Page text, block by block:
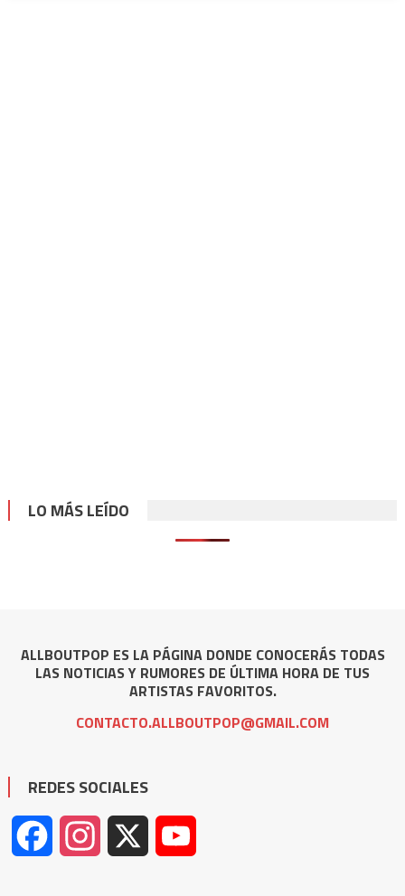
LO MÁS LEÍDO
ALLBOUTPOP ES LA PÁGINA DONDE CONOCERÁS TODAS
LAS NOTICIAS Y RUMORES DE ÚLTIMA HORA DE TUS
ARTISTAS FAVORITOS.
CONTACTO.ALLBOUTPOP@GMAIL.COM
REDES SOCIALES
Facebook Instagram